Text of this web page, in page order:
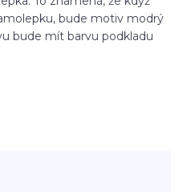
bude motiv modrý
bude mít barvu podkladu